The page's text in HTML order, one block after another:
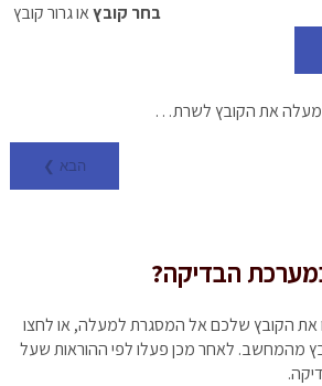
בחר קובץאו גרור קובץ
מעלה את הקובץ לשרת…
הבא ❯
הבדיקה?
את הקובץ שלכם אל המסגרת למעלה, או לחצו
מהמחשב. לאחר מכן פעלו לפי ההוראות שעל